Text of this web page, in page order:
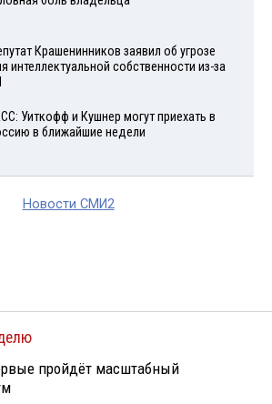
Крашенинников заявил об угрозе
интеллектуальной собственности из-за
Уиткофф и Кушнер могут приехать в
в ближайшие недели
Новости СМИ2
пройдёт масштабный